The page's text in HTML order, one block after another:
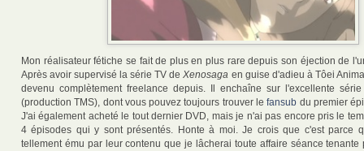
Mon réalisateur fétiche se fait de plus en plus rare depuis son éjection de
Après avoir supervisé la série TV deXenosaga en guise d'adieu à Tôei
devenu complètement freelance depuis. Il enchaîne sur l'excellente
(production TMS), dont vous pouvez toujours trouver lefansub du premier
J'ai également acheté le tout dernier DVD, mais je n'ai pas encore pris le
4 épisodes qui y sont présentés. Honte à moi. Je crois que c'est parce
tellement ému par leur contenu que je lâcherai toute affaire séance tenante